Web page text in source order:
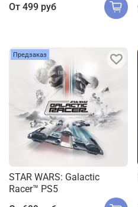
От 499 руб
Предзаказ
STAR WARS: Galactic
Racer™ PS5